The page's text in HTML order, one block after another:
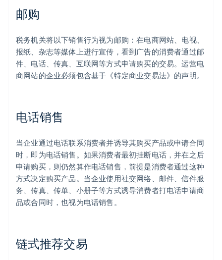
邮购
税务机关将以下销售行为视为邮购：在电商网站、电视、
报纸、杂志等媒体上进行宣传，看到广告的消费者通过邮
件、电话、传真、互联网等方式申请购买的交易。运营电
商网站的企业必须包含基于《特定商业交易法》的声明。
电话销售
当企业通过电话联系消费者并诱导其购买产品或申请合同
时，即为电话销售。如果消费者最初挂断电话，并在之后
申请购买，则仍然算作电话销售，前提是消费者通过这种
方式决定购买产品。当企业使用社交网络、邮件、信件服
务、传真、传单、小册子等方式诱导消费者打电话申请商
品或合同时，也视为电话销售。
链式推荐交易